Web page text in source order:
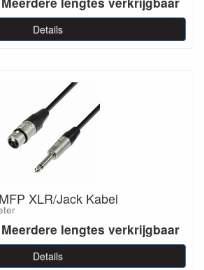
Details
XLR/Jack Kabel
Meerdere lengtes verkrijgbaar
Details